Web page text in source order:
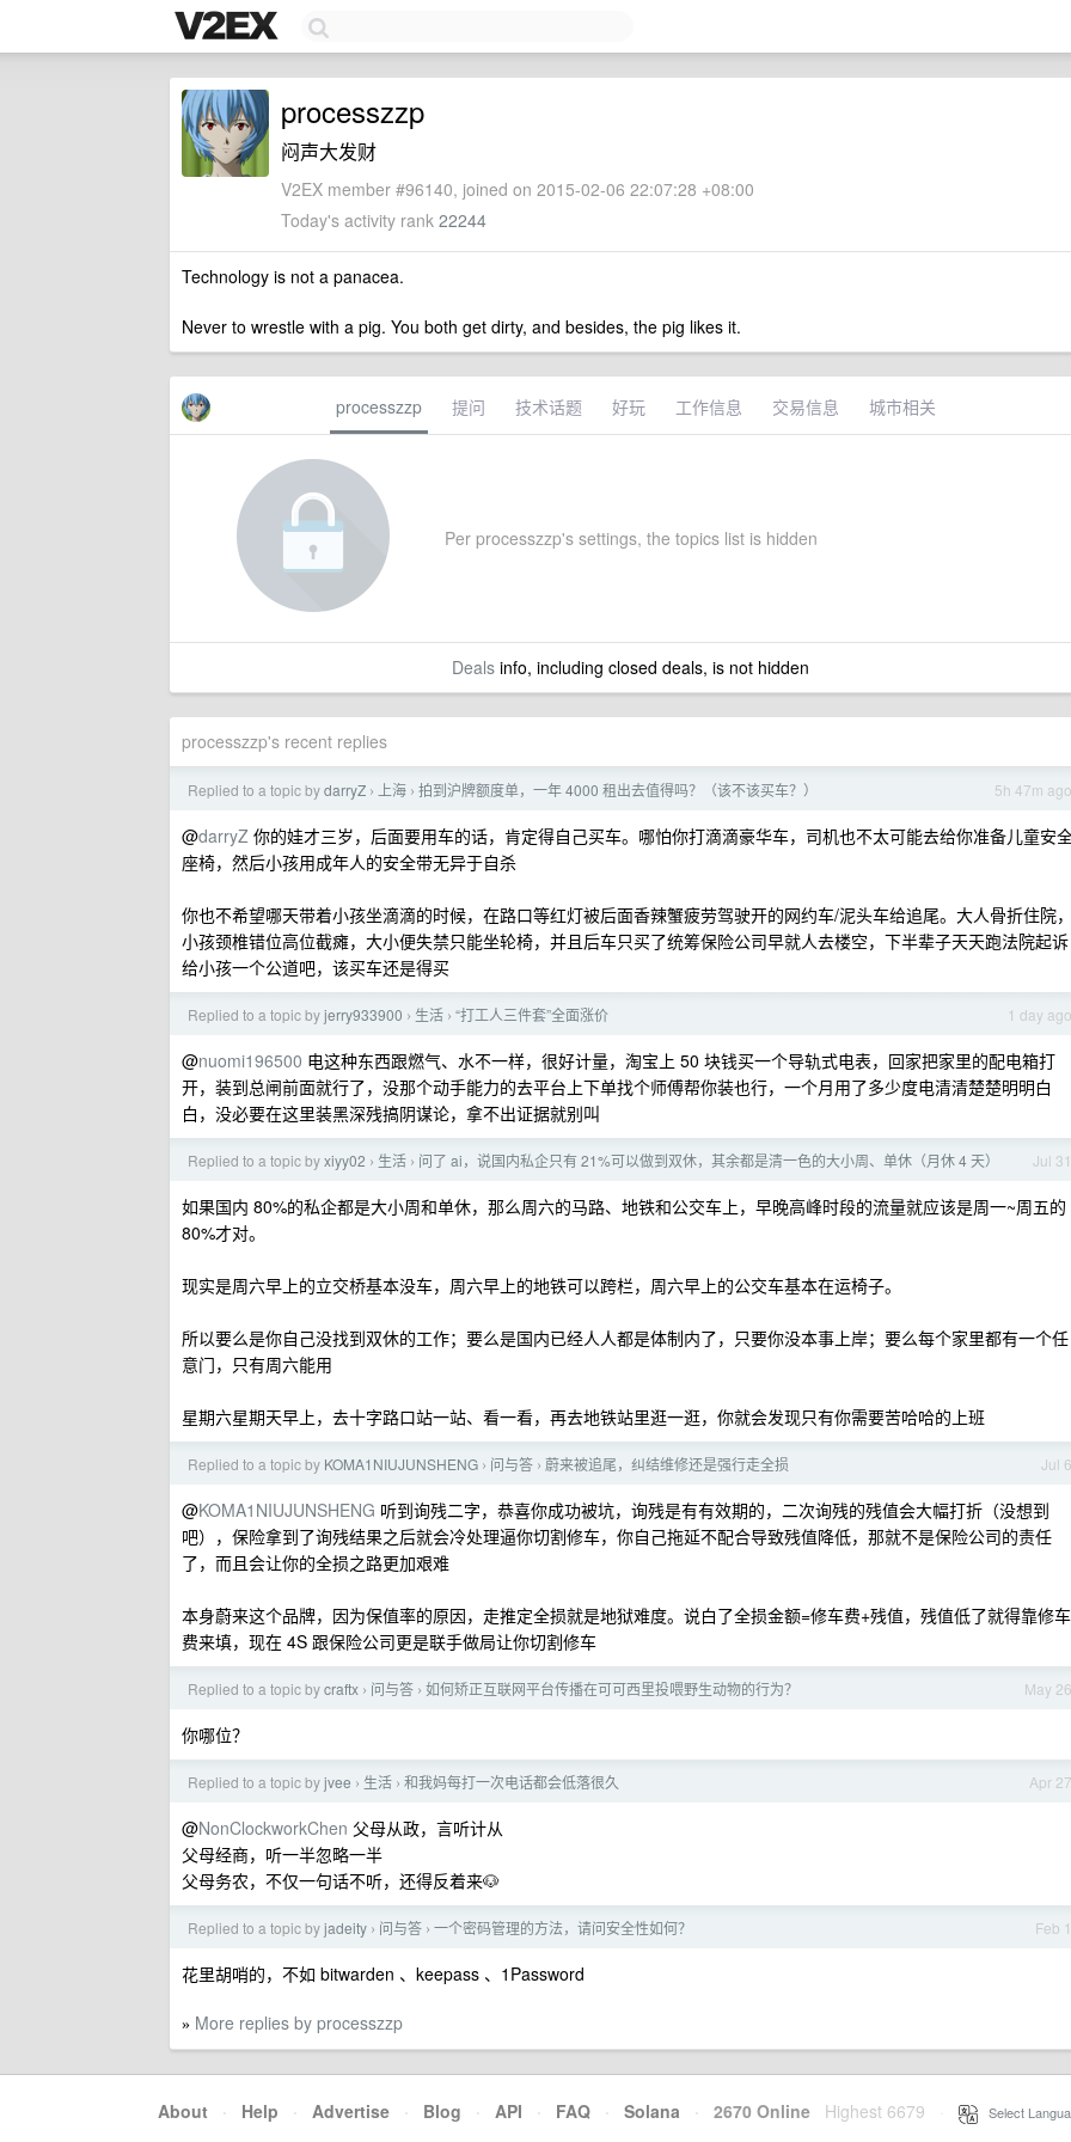
processzzp
闷声大发财
V2EX member #96140, joined on 2015-02-06 22:07:28 +08:00
Today's activity rank 22244
Technology is not a panacea.
Never to wrestle with a pig. You both get dirty, and besides, the pig likes it.
processzzp 提问 技术话题 好玩 工作信息 交易信息 城市相关
Per processzzp's settings, the topics list is hidden
Dealsinfo, including closed deals, is not hidden
processzzp's recent replies
5h 47m ago
Replied to a topic bydarryZ › 上海 › 拍到沪牌额度单，一年 4000 租出去值得吗？（该不该买车？）
@darryZ 你的娃才三岁，后面要用车的话，肯定得自己买车。哪怕你打滴滴豪华车，司机也不太可能去给你准备儿童安
座椅，然后小孩用成年人的安全带无异于自杀
你也不希望哪天带着小孩坐滴滴的时候，在路口等红灯被后面香辣蟹疲劳驾驶开的网约车/泥头车给追尾。大人骨折住院
小孩颈椎错位高位截瘫，大小便失禁只能坐轮椅，并且后车只买了统筹保险公司早就人去楼空，下半辈子天天跑法院起诉
给小孩一个公道吧，该买车还是得买
1 day ago
Replied to a topic byjerry933900 › 生活 › “打工人三件套”全面涨价
@nuomi196500 电这种东西跟燃气、水不一样，很好计量，淘宝上 50 块钱买一个导轨式电表，回家把家里的配电箱打
开，装到总闸前面就行了，没那个动手能力的去平台上下单找个师傅帮你装也行，一个月用了多少度电清清楚楚明明白
白，没必要在这里装黑深残搞阴谋论，拿不出证据就别叫
Jul 31
Replied to a topic byxiyy02 › 生活 › 问了 ai，说国内私企只有 21%可以做到双休，其余都是清一色的大小周、单休（月休 4 天）
如果国内 80%的私企都是大小周和单休，那么周六的马路、地铁和公交车上，早晚高峰时段的流量就应该是周一~周五的
80%才对。
现实是周六早上的立交桥基本没车，周六早上的地铁可以跨栏，周六早上的公交车基本在运椅子。
所以要么是你自己没找到双休的工作；要么是国内已经人人都是体制内了，只要你没本事上岸；要么每个家里都有一个任
意门，只有周六能用
星期六星期天早上，去十字路口站一站、看一看，再去地铁站里逛一逛，你就会发现只有你需要苦哈哈的上班
Jul 6
Replied to a topic by KOMA1NIUJUNSHENG › 问与答 › 蔚来被追尾，纠结维修还是强行走全损
@KOMA1NIUJUNSHENG 听到询残二字，恭喜你成功被坑，询残是有有效期的，二次询残的残值会大幅打折（没想到
吧），保险拿到了询残结果之后就会冷处理逼你切割修车，你自己拖延不配合导致残值降低，那就不是保险公司的责任
了，而且会让你的全损之路更加艰难
本身蔚来这个品牌，因为保值率的原因，走推定全损就是地狱难度。说白了全损金额=修车费+残值，残值低了就得靠修车
费来填，现在 4S 跟保险公司更是联手做局让你切割修车
May 26
Replied to a topic bycraftx › 问与答 › 如何矫正互联网平台传播在可可西里投喂野生动物的行为？
你哪位？
Apr 27
Replied to a topic byjvee › 生活 › 和我妈每打一次电话都会低落很久
@NonClockworkChen 父母从政，言听计从
父母经商，听一半忽略一半
父母务农，不仅一句话不听，还得反着来🐶
Feb 1
Replied to a topic byjadeity › 问与答 › 一个密码管理的方法，请问安全性如何？
花里胡哨的，不如 bitwarden 、keepass 、1Password
» More replies by processzzp
About · Help · Advertise · Blog · API · FAQ · Solana · 2670 Online Highest 6679 Select